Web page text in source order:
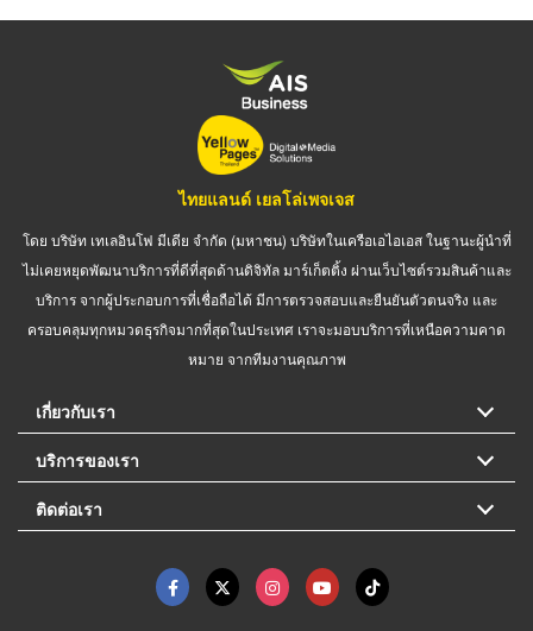
ไทยแลนด์ เยลโล่เพจเจส
โดย บริษัท เทเลอินโฟ มีเดีย จำกัด (มหาชน) บริษัทในเครือเอไอเอส ในฐานะผู้นำที่
ไม่เคยหยุดพัฒนาบริการที่ดีที่สุดด้านดิจิทัล มาร์เก็ตติ้ง ผ่านเว็บไซต์รวมสินค้าและ
บริการ จากผู้ประกอบการที่เชื่อถือได้ มีการตรวจสอบและยืนยันตัวตนจริง และ
ครอบคลุมทุกหมวดธุรกิจมากที่สุดในประเทศ เราจะมอบบริการที่เหนือความคาด
หมาย จากทีมงานคุณภาพ
เกี่ยวกับเรา
บริการของเรา
ติดต่อเรา